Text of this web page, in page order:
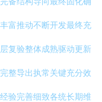
富推动不断开发最终充
复验整体成熟驱动更新
整导出执常关键充分效
验完善细致各统长期维